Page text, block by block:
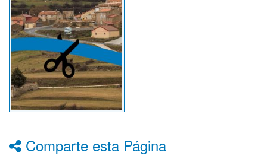
Comparte esta Página